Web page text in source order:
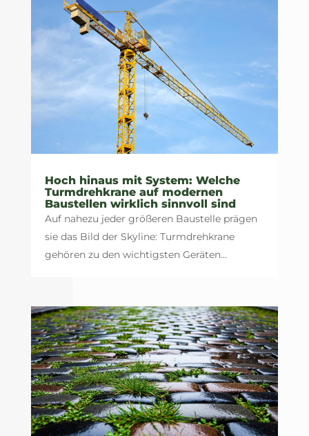
Hoch hinaus mit System: Welche
Turmdrehkrane auf modernen
Baustellen wirklich sinnvoll sind
Auf nahezu jeder größeren Baustelle prägen
sie das Bild der Skyline: Turmdrehkrane
gehören zu den wichtigsten Geräten...